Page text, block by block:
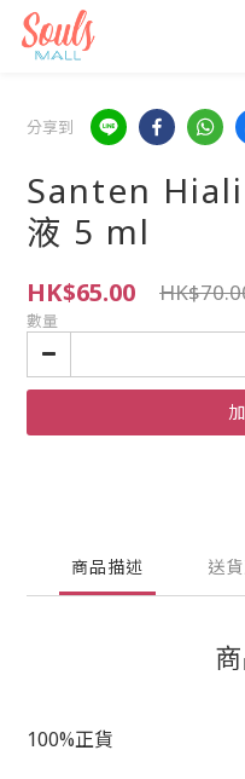
分享到
Santen
液 5 ml
HK$65.00
數量
商品描述 送
100%正貨